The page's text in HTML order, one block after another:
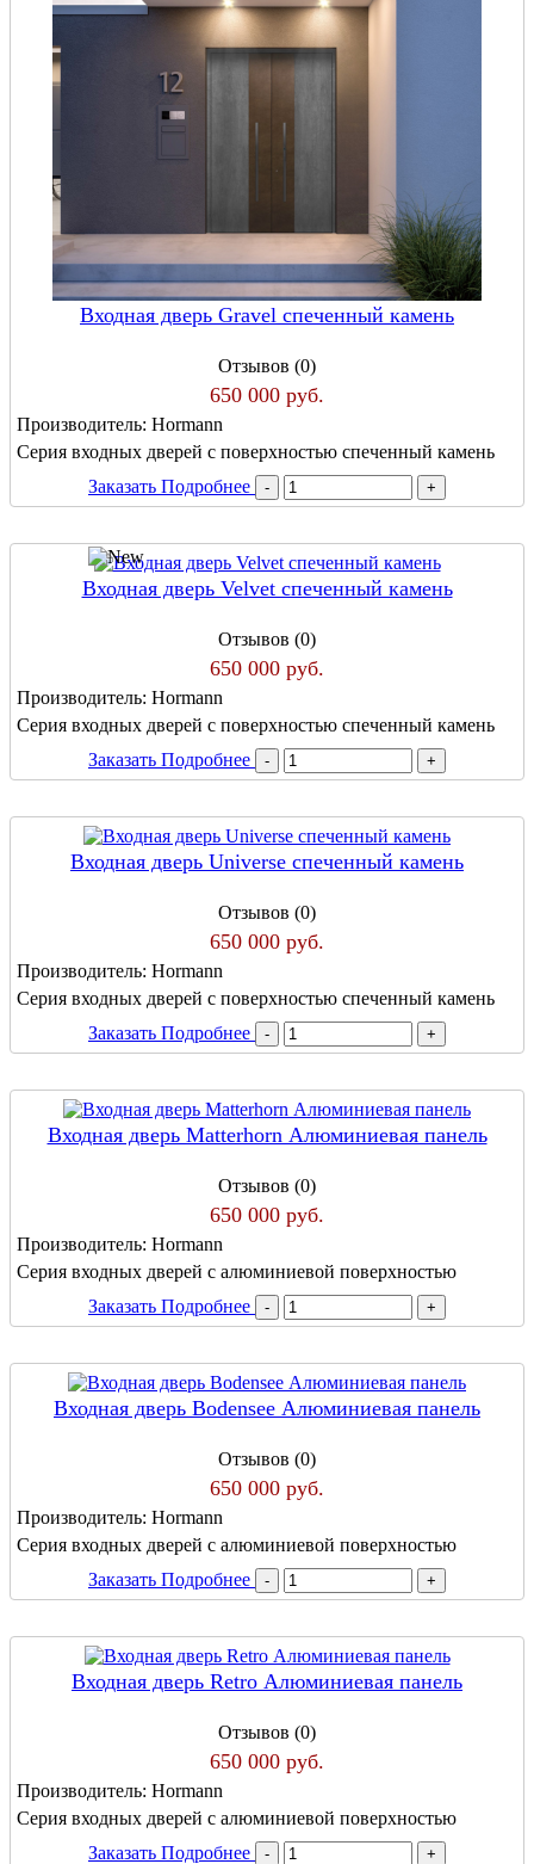
Входная дверь Gravel спеченный камень
Отзывов (0)
650 000 руб.
Производитель: Hormann
Серия входных дверей с поверхностью спеченный камень
Заказать Подробнее
Входная дверь Velvet спеченный камень
Отзывов (0)
650 000 руб.
Производитель: Hormann
Серия входных дверей с поверхностью спеченный камень
Заказать Подробнее
Входная дверь Universe спеченный камень
Отзывов (0)
650 000 руб.
Производитель: Hormann
Серия входных дверей с поверхностью спеченный камень
Заказать Подробнее
Входная дверь Matterhorn Алюминиевая панель
Отзывов (0)
650 000 руб.
Производитель: Hormann
Серия входных дверей с алюминиевой поверхностью
Заказать Подробнее
Входная дверь Bodensee Алюминиевая панель
Отзывов (0)
650 000 руб.
Производитель: Hormann
Серия входных дверей с алюминиевой поверхностью
Заказать Подробнее
Входная дверь Retro Алюминиевая панель
Отзывов (0)
650 000 руб.
Производитель: Hormann
Серия входных дверей с алюминиевой поверхностью
Заказать Подробнее